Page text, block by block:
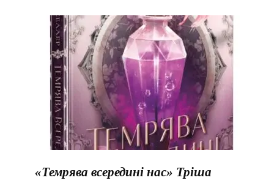
«Темрява всередині нас» Тріша